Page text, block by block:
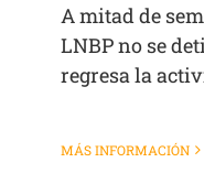
A mitad de
LNBP no se
regresa la
MÁS INFORMACIÓN